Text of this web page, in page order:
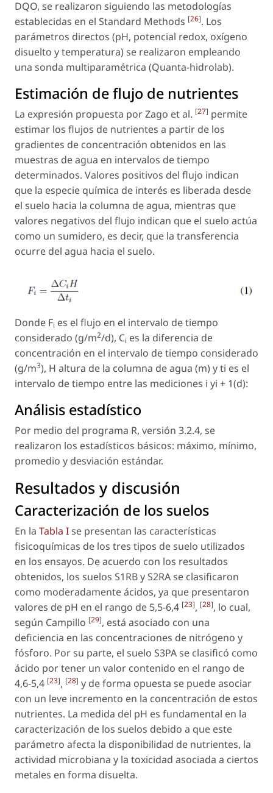
DQO, se realizaron siguiendo las metodologías
establecidas en el Standard Methods [26]. Los
parámetros directos (pH, potencial redox, oxígeno
disuelto y temperatura) se realizaron empleando
una sonda multiparamétrica (Quanta-hidrolab).
Estimación de flujo de nutrientes
La expresión propuesta por Zago et al. [27] permite
estimar los flujos de nutrientes a partir de los
gradientes de concentración obtenidos en las
muestras de agua en intervalos de tiempo
determinados. Valores positivos del flujo indican
que la especie química de interés es liberada desde
el suelo hacia la columna de agua, mientras que
valores negativos del flujo indican que el suelo actúa
como un sumidero, es decir, que la transferencia
ocurre del agua hacia el suelo.
Donde Fi es el flujo en el intervalo de tiempo
considerado (g/m2/d), Ci es la diferencia de
concentración en el intervalo de tiempo considerado
(g/m3), H altura de la columna de agua (m) y ti es el
intervalo de tiempo entre las mediciones i yi + 1(d):
Análisis estadístico
Por medio del programa R, versión 3.2.4, se
realizaron los estadísticos básicos: máximo, mínimo,
promedio y desviación estándar.
Resultados y discusión
Caracterización de los suelos
En la Tabla Ise presentan las características
fisicoquímicas de los tres tipos de suelo utilizados
en los ensayos. De acuerdo con los resultados
obtenidos, los suelos S1RB y S2RA se clasificaron
como moderadamente ácidos, ya que presentaron
valores de pH en el rango de 5,5-6,4 [23], [28], lo cual,
según Campillo [29], está asociado con una
deficiencia en las concentraciones de nitrógeno y
fósforo. Por su parte, el suelo S3PA se clasificó como
ácido por tener un valor contenido en el rango de
4,6-5,4 [23], [28] y de forma opuesta se puede asociar
con un leve incremento en la concentración de estos
nutrientes. La medida del pH es fundamental en la
caracterización de los suelos debido a que este
parámetro afecta la disponibilidad de nutrientes, la
actividad microbiana y la toxicidad asociada a ciertos
metales en forma disuelta.